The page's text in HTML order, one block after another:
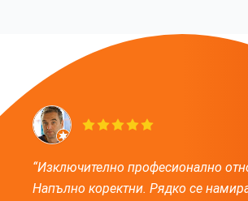
“Изключително професионално
Напълно коректни. Рядко се